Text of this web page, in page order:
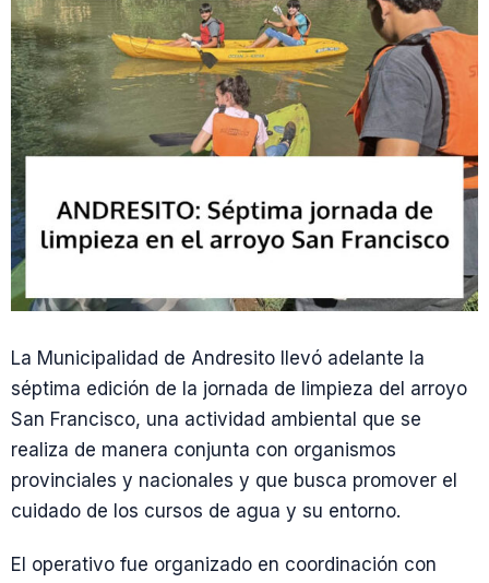
La Municipalidad de Andresito llevó adelante la
séptima edición de la jornada de limpieza del arroyo
San Francisco, una actividad ambiental que se
realiza de manera conjunta con organismos
provinciales y nacionales y que busca promover el
cuidado de los cursos de agua y su entorno.
El operativo fue organizado en coordinación con